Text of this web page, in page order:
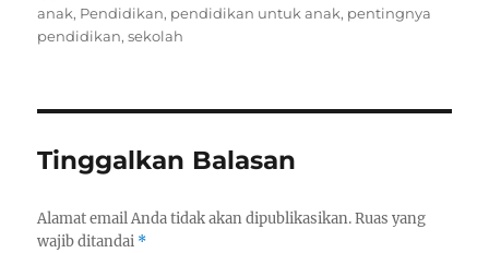
on
anak, Pendidikan, pendidikan untuk anak, pentingnya
pendidikan,sekolah
Tinggalkan Balasan
Alamat email Anda tidak akan dipublikasikan. Ruas yang
wajib ditandai *